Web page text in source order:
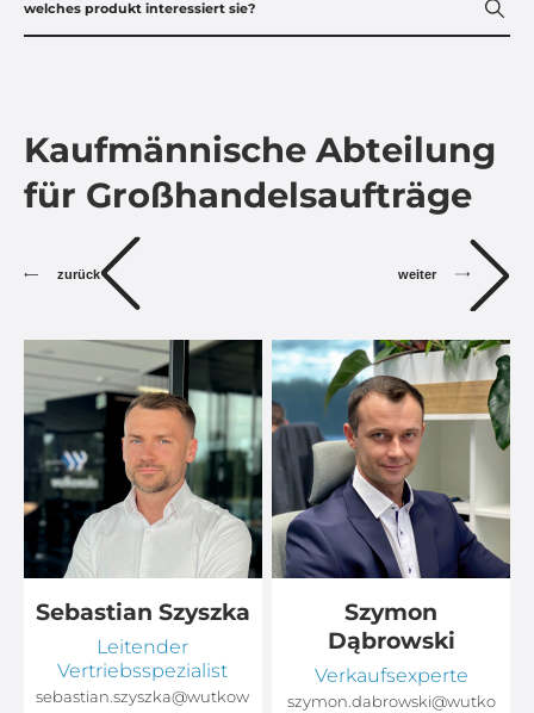
Kaufmännische Abteilung
für Großhandelsaufträge
zurück weiter
Sebastian Szyszka
Leitender
Vertriebsspezialist
sebastian.szyszka@wutkow
Szymon
Dąbrowski
Verkaufsexperte
szymon.dabrowski@wutko